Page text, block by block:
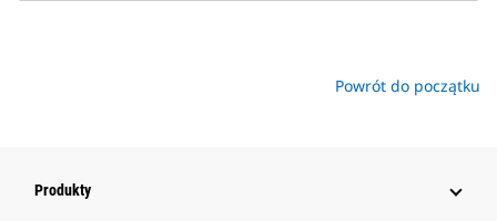
Powrót do początku
Produkty